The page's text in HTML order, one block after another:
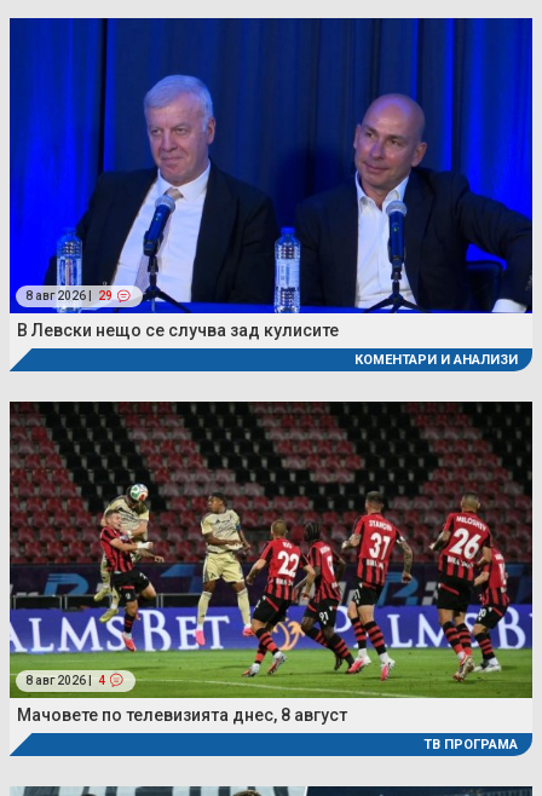
8 авг 2026 | 29
В Левски нещо се случва зад кулисите
КОМЕНТАРИ И АНАЛИЗИ
8 авг 2026 | 4
Мачовете по телевизията днес, 8 август
ТВ ПРОГРАМА